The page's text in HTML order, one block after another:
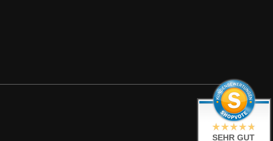
SEHR GUT